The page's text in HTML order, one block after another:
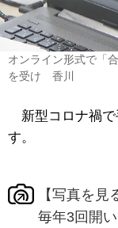
オンライン形式で「
を受け 香川
新型コロナ禍で
す。
【写真を
毎年3回開